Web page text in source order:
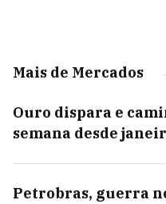
Mais de Mercados
Ouro dispara e
semana desde
Petrobras, guerra